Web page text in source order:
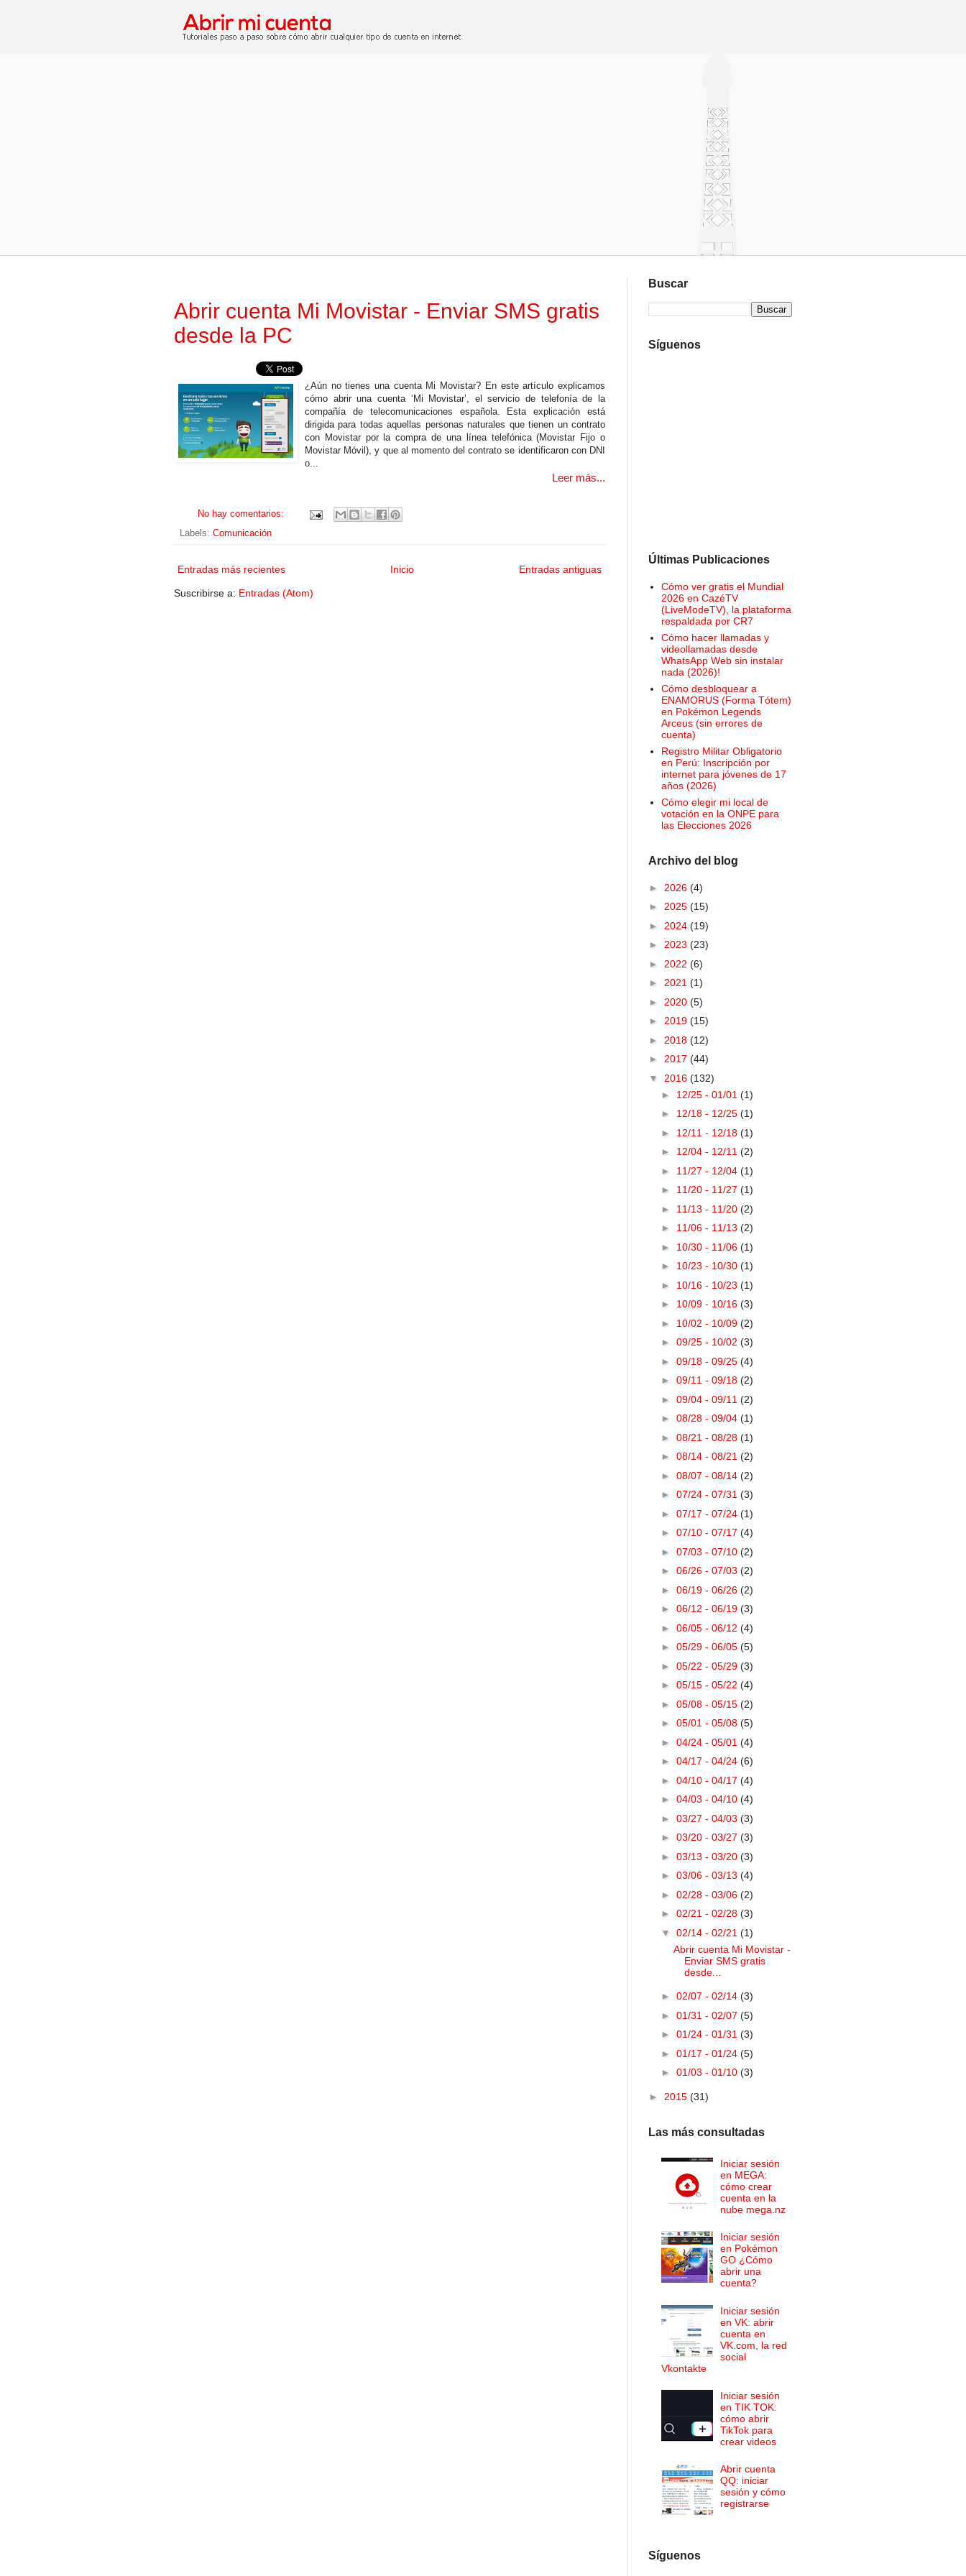
Abrir cuenta Mi Movistar - Enviar SMS gratis
desde la PC
¿Aún no tienes una cuenta Mi Movistar? En este artículo explicamos
cómo abrir una cuenta ‘Mi Movistar’, el servicio de telefonía de la
compañía de telecomunicaciones española. Esta explicación está
dirigida para todas aquellas personas naturales que tienen un contrato
con Movistar por la compra de una línea telefónica (Movistar Fijo o
Movistar Móvil), y que al momento del contrato se identificaron con DNI
o...
Leer más...
No hay comentarios:
Labels: Comunicación
Entradas más recientes Entradas antiguas
Inicio
Suscribirse a: Entradas (Atom)
Buscar
Síguenos
Últimas Publicaciones
Cómo ver gratis el Mundial
2026 en CazéTV
(LiveModeTV), la plataforma
respaldada por CR7
Cómo hacer llamadas y
videollamadas desde
WhatsApp Web sin instalar
nada (2026)!
Cómo desbloquear a
ENAMORUS (Forma Tótem)
en Pokémon Legends
Arceus (sin errores de
cuenta)
Registro Militar Obligatorio
en Perú: Inscripción por
internet para jóvenes de 17
años (2026)
Cómo elegir mi local de
votación en la ONPE para
las Elecciones 2026
Archivo del blog
► 2026 (4)
► 2025 (15)
► 2024 (19)
► 2023 (23)
► 2022 (6)
► 2021 (1)
► 2020 (5)
► 2019 (15)
► 2018 (12)
► 2017 (44)
▼ 2016 (132)
► 12/25 - 01/01 (1)
► 12/18 - 12/25 (1)
► 12/11 - 12/18 (1)
► 12/04 - 12/11 (2)
► 11/27 - 12/04 (1)
► 11/20 - 11/27 (1)
► 11/13 - 11/20 (2)
► 11/06 - 11/13 (2)
► 10/30 - 11/06 (1)
► 10/23 - 10/30 (1)
► 10/16 - 10/23 (1)
► 10/09 - 10/16 (3)
► 10/02 - 10/09 (2)
► 09/25 - 10/02 (3)
► 09/18 - 09/25 (4)
► 09/11 - 09/18 (2)
► 09/04 - 09/11 (2)
► 08/28 - 09/04 (1)
► 08/21 - 08/28 (1)
► 08/14 - 08/21 (2)
► 08/07 - 08/14 (2)
► 07/24 - 07/31 (3)
► 07/17 - 07/24 (1)
► 07/10 - 07/17 (4)
► 07/03 - 07/10 (2)
► 06/26 - 07/03 (2)
► 06/19 - 06/26 (2)
► 06/12 - 06/19 (3)
► 06/05 - 06/12 (4)
► 05/29 - 06/05 (5)
► 05/22 - 05/29 (3)
► 05/15 - 05/22 (4)
► 05/08 - 05/15 (2)
► 05/01 - 05/08 (5)
► 04/24 - 05/01 (4)
► 04/17 - 04/24 (6)
► 04/10 - 04/17 (4)
► 04/03 - 04/10 (4)
► 03/27 - 04/03 (3)
► 03/20 - 03/27 (3)
► 03/13 - 03/20 (3)
► 03/06 - 03/13 (4)
► 02/28 - 03/06 (2)
► 02/21 - 02/28 (3)
▼ 02/14 - 02/21 (1)
Abrir cuenta Mi Movistar -
Enviar SMS gratis
desde...
► 02/07 - 02/14 (3)
► 01/31 - 02/07 (5)
► 01/24 - 01/31 (3)
► 01/17 - 01/24 (5)
► 01/03 - 01/10 (3)
► 2015 (31)
Las más consultadas
Iniciar sesión
en MEGA:
cómo crear
cuenta en la
nube mega.nz
Iniciar sesión
en Pokémon
GO ¿Cómo
abrir una
cuenta?
Iniciar sesión
en VK: abrir
cuenta en
VK.com, la red
social
Vkontakte
Iniciar sesión
en TIK TOK:
cómo abrir
TikTok para
crear videos
Abrir cuenta
QQ: iniciar
sesión y cómo
registrarse
Síguenos